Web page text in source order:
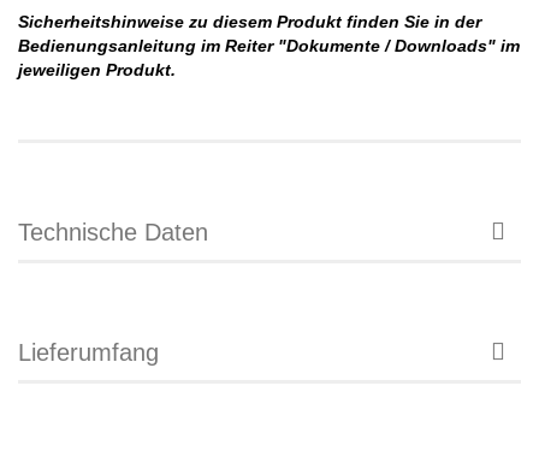
Sicherheitshinweise zu diesem Produkt finden Sie in der
Bedienungsanleitung im Reiter "Dokumente / Downloads" im
jeweiligen Produkt.
Technische Daten
Lieferumfang